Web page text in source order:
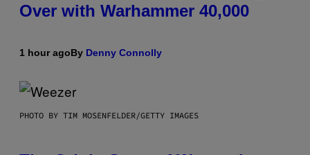
Over with Warhammer 40,000
1 hour agoBy Denny Connolly
PHOTO BY TIM MOSENFELDER/GETTY IMAGES